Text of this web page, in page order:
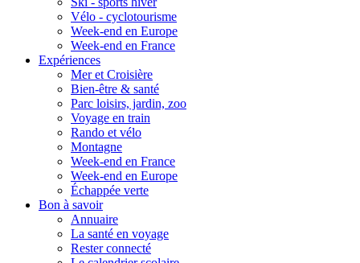
Vélo - cyclotourisme
Week-end en Europe
Week-end en France
Expériences
Mer et Croisière
Bien-être & santé
Parc loisirs, jardin, zoo
Voyage en train
Rando et vélo
Montagne
Week-end en France
Week-end en Europe
Échappée verte
Bon à savoir
Annuaire
La santé en voyage
Rester connecté